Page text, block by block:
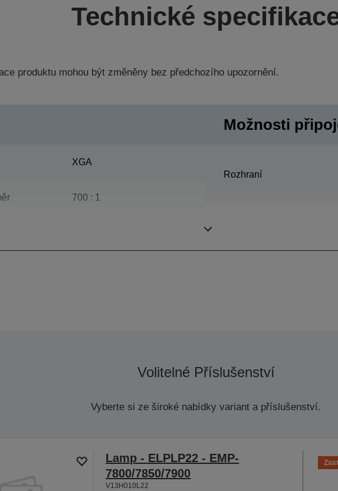
Technické
produktu mohou být změněny bez předchozího upozornění.
XGA
700 : 1
Možnosti
Rozhraní
Volitelné Příslušenství
Vyberte si ze široké nabídky variant a příslušenství.
Lamp - ELPLP22 - EMP-
7800/7850/7900
V13H010L22